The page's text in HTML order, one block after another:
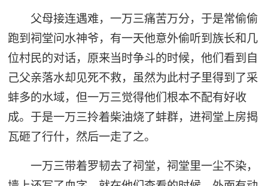
父母接连遇难，一万三痛苦万分，于是常偷偷
跑到祠堂问水神爷，有一天他意外偷听到族长和几
位村民的对话，原来当时争斗的时候，他们看到自
己父亲落水却见死不救，虽然为此村子里得到了采
蚌多的水域，但一万三觉得他们根本不配有好收
成。于是一万三拎着柴油烧了蚌群，进祠堂上房揭
瓦砸了行什，然后一走了之。
一万三带着罗韧去了祠堂，祠堂里一尘不染，